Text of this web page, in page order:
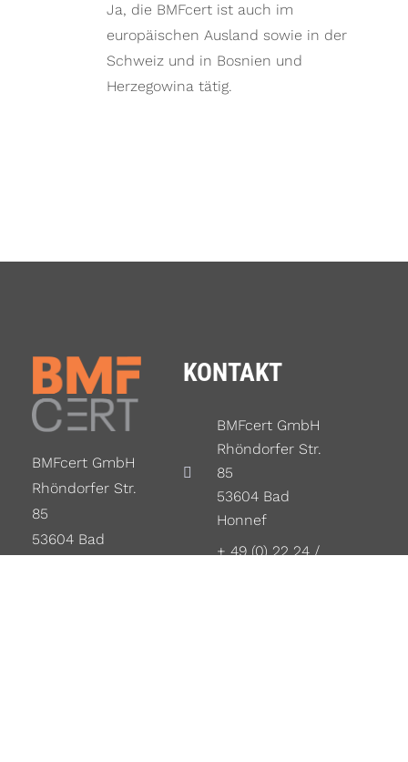
Ja, die BMFcert ist auch im
europäischen Ausland sowie in der
Schweiz und in Bosnien und
Herzegowina tätig.
BMFcert GmbH
Rhöndorfer Str.
85
53604 Bad
KONTAKT
BMFcert GmbH
Rhöndorfer Str.
85
53604 Bad
Honnef
+ 49 (0) 22 24 /